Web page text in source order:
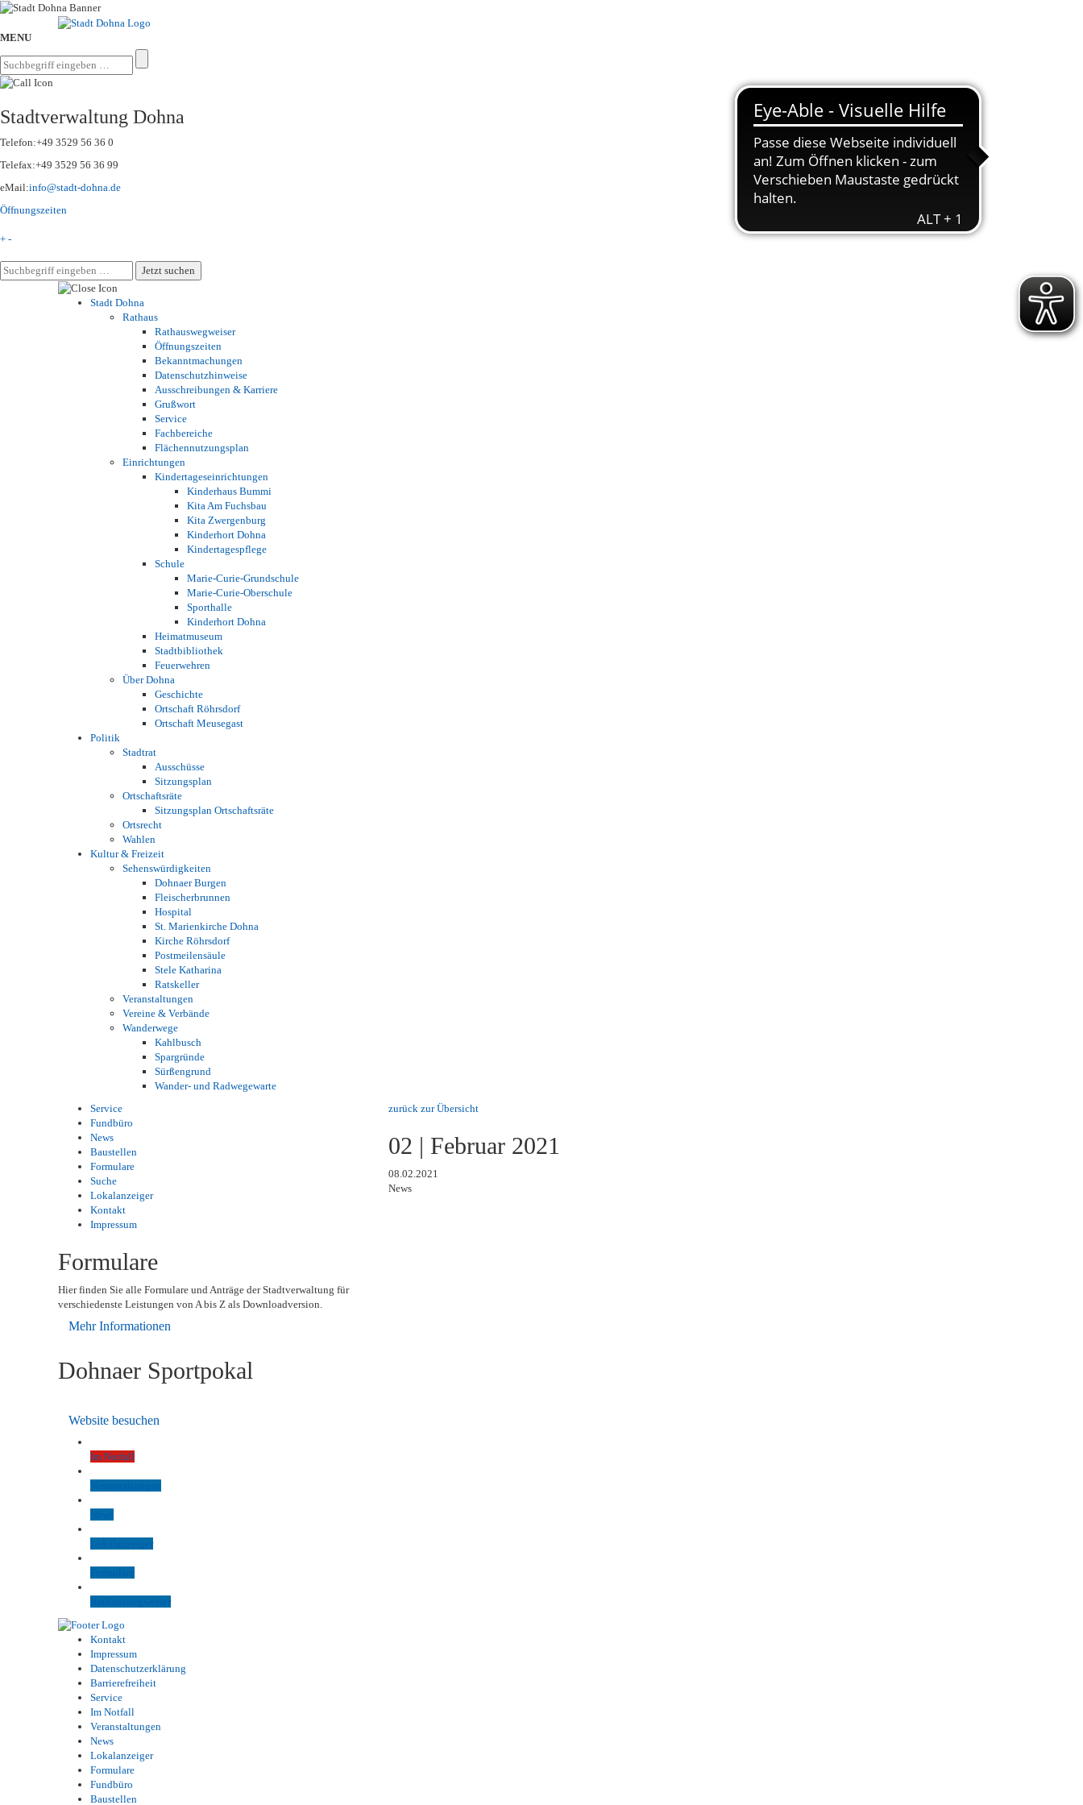
MENU
Stadtverwaltung Dohna
Telefon:+49 3529 56 36 0
Telefax:+49 3529 56 36 99
eMail:info@stadt-dohna.de
Öffnungszeiten
+ -
Stadt Dohna
Rathaus
Rathauswegweiser
Öffnungszeiten
Bekanntmachungen
Datenschutzhinweise
Ausschreibungen & Karriere
Grußwort
Service
Fachbereiche
Flächennutzungsplan
Einrichtungen
Kindertageseinrichtungen
Kinderhaus Bummi
Kita Am Fuchsbau
Kita Zwergenburg
Kinderhort Dohna
Kindertagespflege
Schule
Marie-Curie-Grundschule
Marie-Curie-Oberschule
Sporthalle
Kinderhort Dohna
Heimatmuseum
Stadtbibliothek
Feuerwehren
Über Dohna
Geschichte
Ortschaft Röhrsdorf
Ortschaft Meusegast
Politik
Stadtrat
Ausschüsse
Sitzungsplan
Ortschaftsräte
Sitzungsplan Ortschaftsräte
Ortsrecht
Wahlen
Kultur & Freizeit
Sehenswürdigkeiten
Dohnaer Burgen
Fleischerbrunnen
Hospital
St. Marienkirche Dohna
Kirche Röhrsdorf
Postmeilensäule
Stele Katharina
Ratskeller
Veranstaltungen
Vereine & Verbände
Wanderwege
Kahlbusch
Spargründe
Sürßengrund
Wander- und Radwegewarte
Service
Fundbüro
News
Baustellen
Formulare
Suche
Lokalanzeiger
Kontakt
Impressum
Formulare
Hier finden Sie alle Formulare und Anträge der Stadtverwaltung für
verschiedenste Leistungen von A bis Z als Downloadversion.
Mehr Informationen
Dohnaer Sportpokal
Website besuchen
zurück zur Übersicht
02 | Februar 2021
08.02.2021
News
Im Notfall
Kontakt
Impressum
Datenschutzerklärung
Barrierefreiheit
Service
Im Notfall
Veranstaltungen
News
Lokalanzeiger
Formulare
Fundbüro
Baustellen